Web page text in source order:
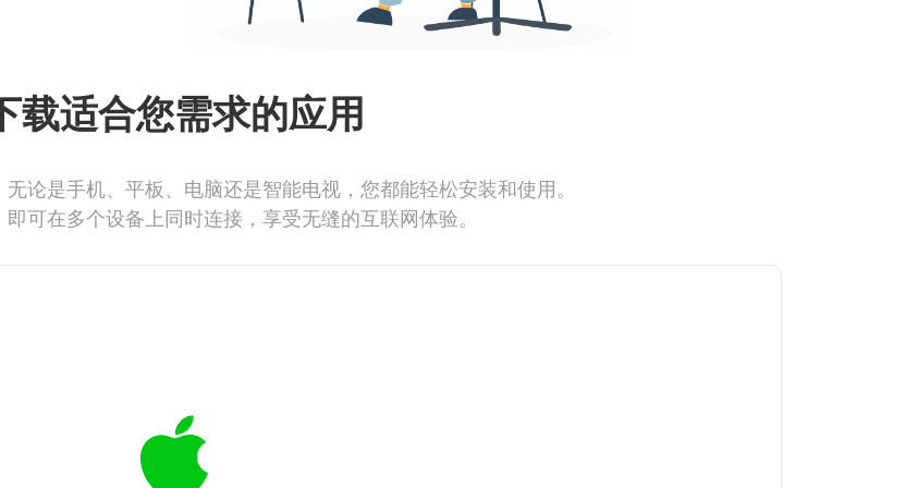
载适合您需求的应用
论是手机、平板、电脑还是智能电视，您都能轻松安装和使用。
可在多个设备上同时连接，享受无缝的互联网体验。